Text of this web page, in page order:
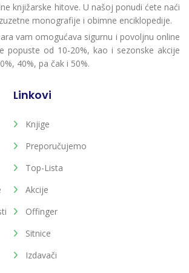
knjižarske hitove. U našoj ponudi ćete naći
monografije i obimne enciklopedije.
vam omogućava sigurnu i povoljnu online
popuste od 10-20%, kao i sezonske akcije
40%, pa čak i 50%.
Linkovi
Knjige
Preporučujemo
Top-Lista
Akcije
Offinger
Sitnice
Izdavači